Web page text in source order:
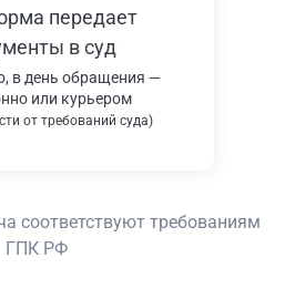
передает
в суд
в день обращения —
или курьером
от требований суда)
соответствуют требованиям
ГПК РФ